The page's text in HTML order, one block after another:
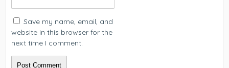
Save my name, email, and
website in this browser for the
next time I comment.